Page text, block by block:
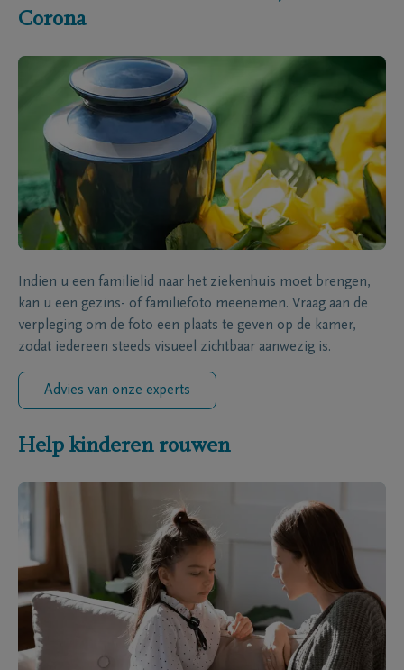
Corona
Indien u een familielid naar het ziekenhuis moet brengen,
kan u een gezins- of familiefoto meenemen. Vraag aan de
verpleging om de foto een plaats te geven op de kamer,
zodat iedereen steeds visueel zichtbaar aanwezig is.
Advies van onze experts
Help kinderen rouwen